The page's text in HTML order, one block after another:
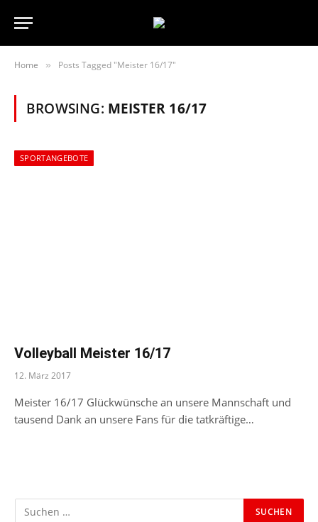
Home » Posts Tagged "Meister 16/17"
BROWSING: MEISTER 16/17
SPORTANGEBOTE
Volleyball Meister 16/17
12. März 2017
Meister 16/17 Glückwünsche an unsere Mannschaft und
tausend Dank an unsere Fans für die tatkräftige…